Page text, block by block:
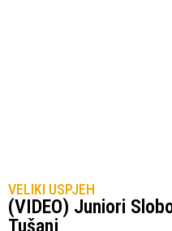
VELIKI USPJEH
(VIDEO) Juniori
Tušanj